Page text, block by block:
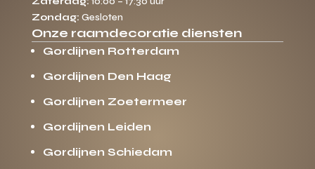
Zondag: Gesloten
Onze raamdecoratie diensten
Gordijnen Rotterdam
Gordijnen Den Haag
Gordijnen Zoetermeer
Gordijnen Leiden
Gordijnen Schiedam